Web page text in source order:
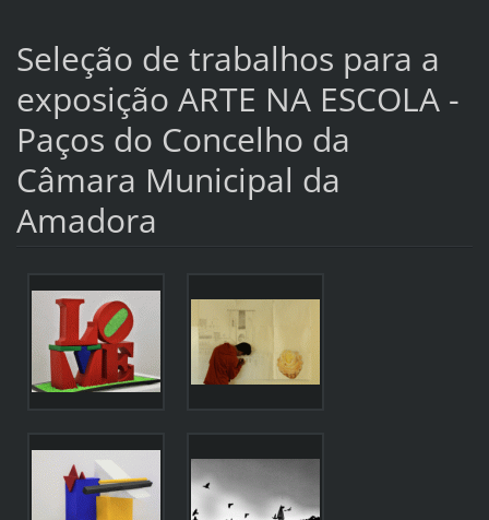
Seleção de trabalhos para a
exposição ARTE NA ESCOLA -
Paços do Concelho da
Câmara Municipal da
Amadora